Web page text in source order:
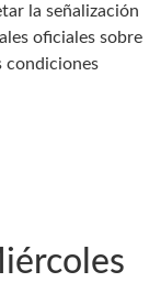
la señalización
oficiales sobre
condiciones